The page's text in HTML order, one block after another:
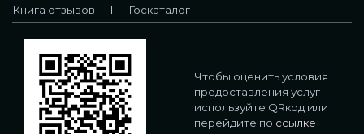
Книга отзывов Госкаталог
Чтобы оценить условия
предоставления услуг
используйте QRкод или
перейдите по ссылке